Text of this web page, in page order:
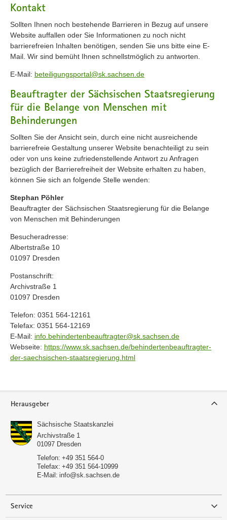
Kontakt
Sollten Ihnen noch bestehende Barrieren in Bezug auf unsere
Website auffallen oder Sie Informationen zu noch nicht
barrierefreien Inhalten benötigen, senden Sie uns bitte eine E-
Mail. Wir sind bemüht Ihnen schnellstmöglich zu antworten.
E-Mail: beteiligungsportal@sk.sachsen.de
Beauftragter der Sächsischen Staatsregierung
für die Belange von Menschen mit
Behinderungen
Sollten Sie der Ansicht sein, durch eine nicht ausreichende
barrierefreie Gestaltung unserer Website benachteiligt zu sein
oder von uns keine zufriedenstellende Antwort zu Anfragen
bezüglich der Barrierefreiheit der Website erhalten zu haben,
können Sie sich an folgende Stelle wenden:
Stephan Pöhler
Beauftragter der Sächsischen Staatsregierung für die Belange
von Menschen mit Behinderungen
Besucheradresse:
Albertstraße 10
01097 Dresden
Postanschrift:
Archivstraße 1
01097 Dresden
Telefon: 0351 564-12161
Telefax: 0351 564-12169
E-Mail: info.behindertenbeauftragter@sk.sachsen.de
Webseite: https://www.sk.sachsen.de/behindertenbeauftragter-
der-saechsischen-staatsregierung.html
Herausgeber
Sächsische Staatskanzlei
Archivstraße 1
01097 Dresden
Telefon: +49 351 564-0
Telefax: +49 351 564-10999
E-Mail: info@sk.sachsen.de
Service